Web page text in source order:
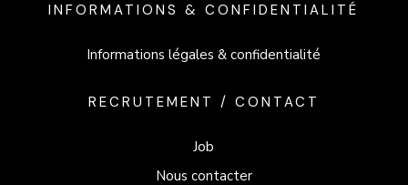
INFORMATIONS & CONFIDENTIALITÉ
Informations légales & confidentialité
RECRUTEMENT / CONTACT
Job
Nous contacter